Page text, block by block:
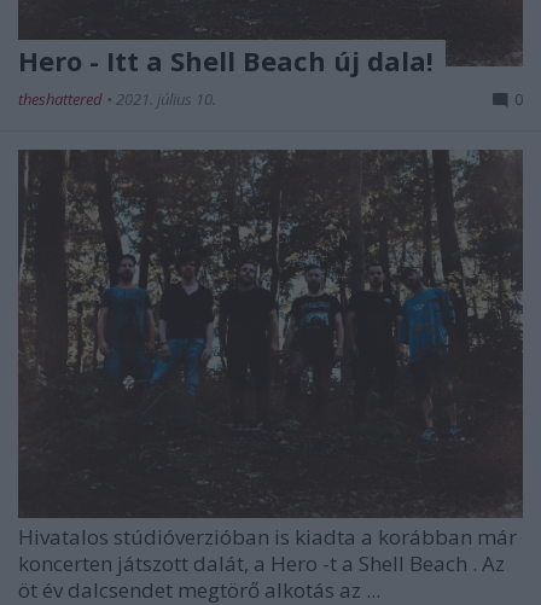
Hero - Itt a Shell Beach új dala!
theshattered • 2021. július 10. 0
Hivatalos stúdióverzióban is kiadta a korábban már
koncerten játszott dalát, a Hero -t a Shell Beach . Az
öt év dalcsendet megtörő alkotás az ...